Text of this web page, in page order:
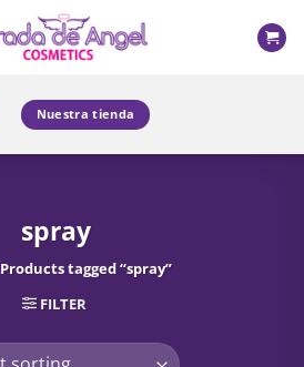
Nuestra tienda
spray
Products tagged “spray”
FILTER